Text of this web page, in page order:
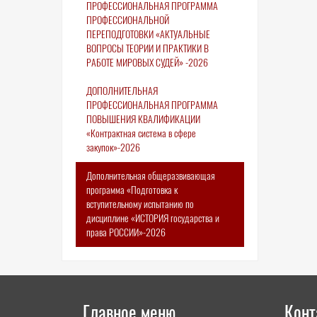
ПРОФЕССИОНАЛЬНАЯ ПРОГРАММА
ПРОФЕССИОНАЛЬНОЙ
ПЕРЕПОДГОТОВКИ «АКТУАЛЬНЫЕ
ВОПРОСЫ ТЕОРИИ И ПРАКТИКИ В
РАБОТЕ МИРОВЫХ СУДЕЙ» -2026
ДОПОЛНИТЕЛЬНАЯ
ПРОФЕССИОНАЛЬНАЯ ПРОГРАММА
ПОВЫШЕНИЯ КВАЛИФИКАЦИИ
«Контрактная система в сфере
закупок»-2026
Дополнительная общеразвивающая
программа «Подготовка к
вступительному испытанию по
дисциплине «ИСТОРИЯ государства и
права РОССИИ»-2026